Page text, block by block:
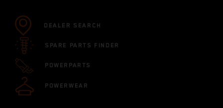
DEALER SEARCH
SPARE PARTS FINDER
POWERPARTS
POWERWEAR